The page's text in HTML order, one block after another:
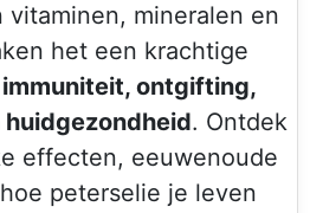
mineralen en
het een krachtige
immuniteit, ontgifting,
. Ontdek
effecten, eeuwenoude
peterselie je leven